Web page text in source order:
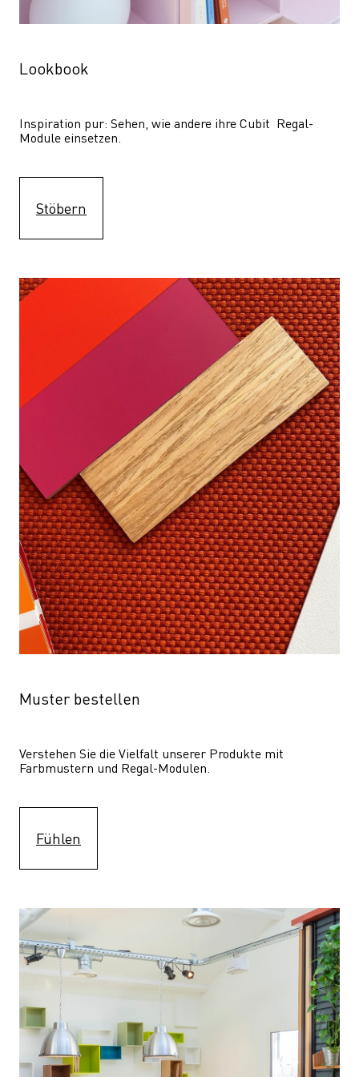
Lookbook
Inspiration pur: Sehen, wie andere ihre Cubit  Regal-
Module einsetzen.
Stöbern
Muster bestellen
Verstehen Sie die Vielfalt unserer Produkte mit
Farbmustern und Regal-Modulen.
Fühlen